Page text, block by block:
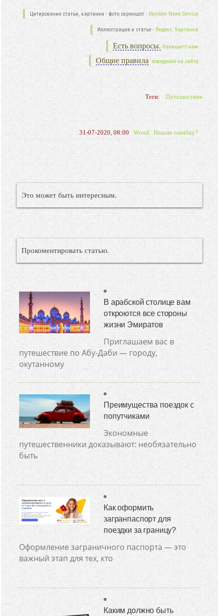
Цитирование статьи, картинки - фото скриншот - Rambler News Service.
Иллюстрация к статье - Яндекс. Картинки.
Есть вопросы. Напишите нам.
Общие правила поведения на сайте.
Теги: Путешествия
31-07-2020, 08:00 Wood Нашли ошибку?
Это может быть интересным.
Прокоментировать статью.
В арабской столице вам
откроются все стороны
жизни Эмиратов
Приглашаем вас в
путешествие по Абу-Даби — городу,
окутанному
Преимущества поездок с
попутчиками
Экономные
путешественники доказывают: необязательно
быть
Как оформить
загранпаспорт для
поездки за границу?
Оформление заграничного паспорта — это
важный этап для тех, кто
Каким должно быть